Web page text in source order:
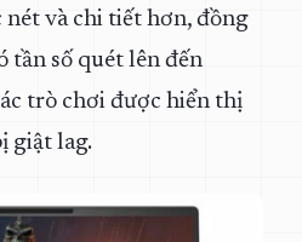
và chi tiết hơn, đồng
tần số quét lên đến
trò chơi được hiển thị
giật lag.